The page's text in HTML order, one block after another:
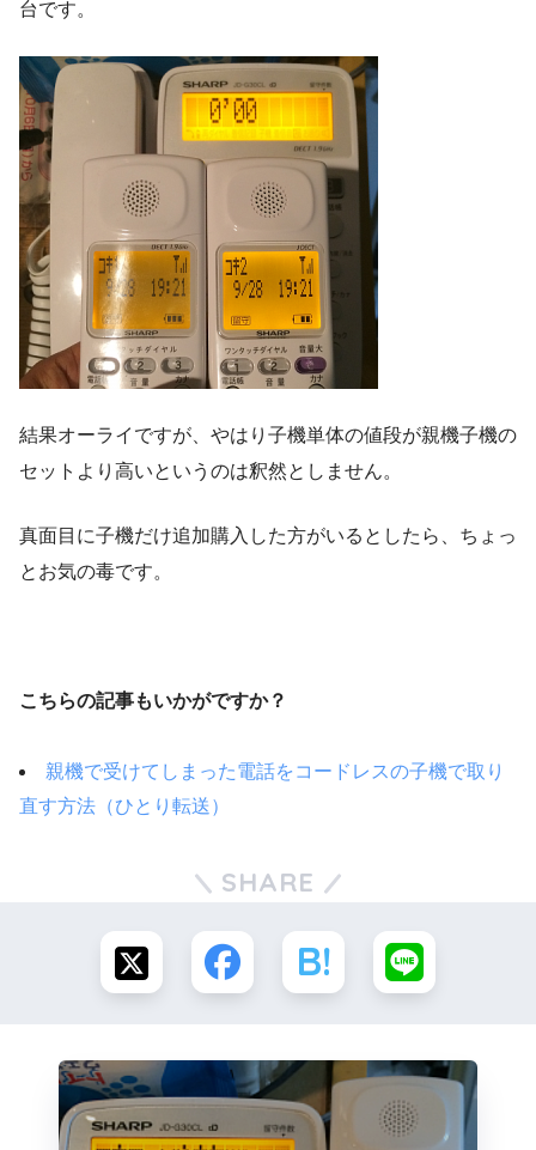
台です。
結果オーライですが、やはり子機単体の値段が親機子機の
セットより高いというのは釈然としません。
真面目に子機だけ追加購入した方がいるとしたら、ちょっ
とお気の毒です。
こちらの記事もいかがですか？
親機で受けてしまった電話をコードレスの子機で取り
直す方法（ひとり転送）
SHARE